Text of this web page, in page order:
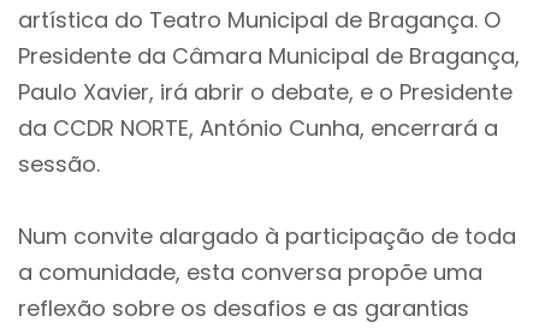
artística do Teatro Municipal de Bragança. O
Presidente da Câmara Municipal de Bragança,
Paulo Xavier, irá abrir o debate, e o Presidente
da CCDR NORTE, António Cunha, encerrará a
sessão.
Num convite alargado à participação de toda
a comunidade, esta conversa propõe uma
reflexão sobre os desafios e as garantias